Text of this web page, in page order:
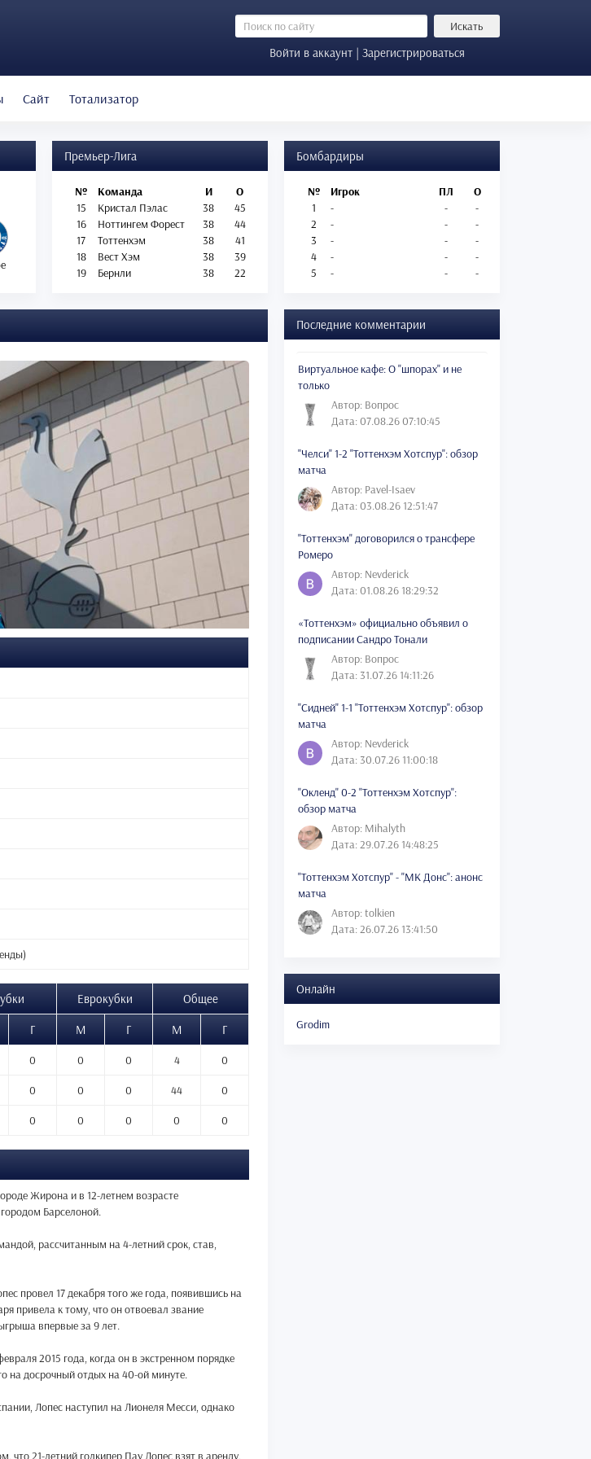
Искать
Войти в аккаунт | Зарегистрироваться
Сайт Тотализатор
Премьер-Лига
№ Команда И
О
15
Кристал Пэлас 38
45
16
Ноттингем Форест 38
44
17
Тоттенхэм 38
41
18
Вест Хэм 38
39
19
Бернли 38 22
Бомбардиры
№ Игрок ПЛ
О
1
- -
-
2
- -
-
3
- -
-
4
- -
-
5
- - -
Еврокубки
Общее
Г М Г М Г
0 0 0 4 0
0 0 0 44 0
0 0 0 0 0
Жирона и в 12-летнем возрасте
Барселоной.
рассчитанным на 4-летний срок, став,
провел 17 декабря того же года, появившись на
привела к тому, что он отвоевал звание
впервые за 9 лет.
2015 года, когда он в экстренном порядке
на досрочный отдых на 40-ой минуте.
Лопес наступил на Лионеля Месси, однако
что 21-летний голкипер Пау Лопес взят в аренду,
Последние комментарии
Виртуальное кафе: О "шпорах" и не
только
Автор: Вопрос
Дата: 07.08.26 07:10:45
"Челси" 1-2 "Тоттенхэм Хотспур": обзор
матча
Автор: Pavel-Isaev
Дата: 03.08.26 12:51:47
"Тоттенхэм" договорился о трансфере
Ромеро
Автор: Nevderick
Дата: 01.08.26 18:29:32
«Тоттенхэм» официально объявил о
подписании Сандро Тонали
Автор: Вопрос
Дата: 31.07.26 14:11:26
"Сидней" 1-1 "Тоттенхэм Хотспур": обзор
матча
Автор: Nevderick
Дата: 30.07.26 11:00:18
"Окленд" 0-2 "Тоттенхэм Хотспур":
обзор матча
Автор: Mihalyth
Дата: 29.07.26 14:48:25
"Тоттенхэм Хотспур" - "МК Донс": анонс
матча
Автор: tolkien
Дата: 26.07.26 13:41:50
Онлайн
Grodim